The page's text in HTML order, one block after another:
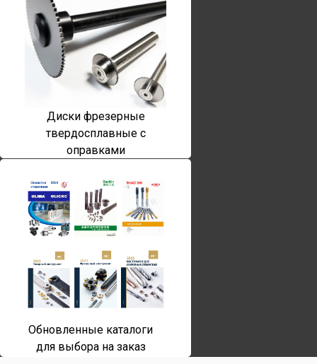
Диски фрезерные
твердосплавные с
оправками
Обновленные каталоги
для выбора на заказ